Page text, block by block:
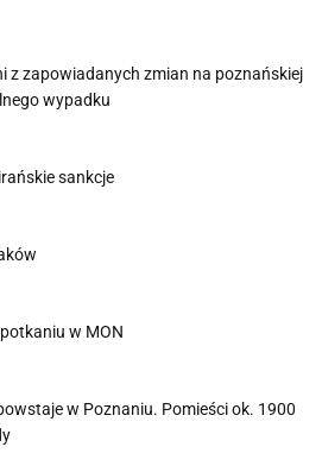
z zapowiadanych zmian na poznańskiej
wypadku
sankcje
w MON
w Poznaniu. Pomieści ok. 1900